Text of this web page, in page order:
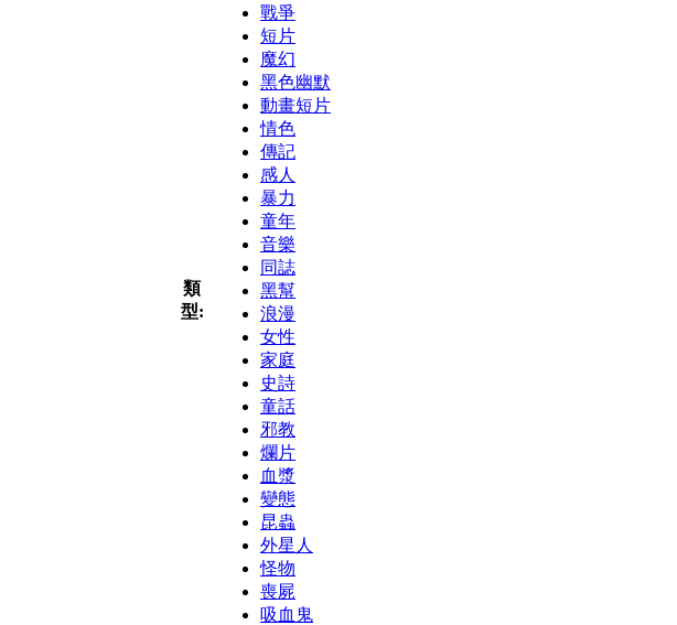
類
型:
戰爭
短片
魔幻
黑色幽默
動畫短片
情色
傳記
感人
暴力
童年
音樂
同誌
黑幫
浪漫
女性
家庭
史詩
童話
邪教
爛片
血漿
變態
昆蟲
外星人
怪物
喪屍
吸血鬼